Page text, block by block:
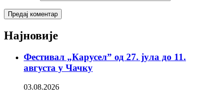
Најновије
Фестивал „Карусел” од 27. јула до 11.
августа у Чачку
03.08.2026